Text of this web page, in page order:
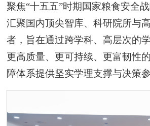
聚焦“十五五”时期国家粮食安全
汇聚国内顶尖智库、科研院所与
者，旨在通过跨学科、高层次的
更高质量、更可持续、更富韧性
障体系提供坚实学理支撑与决策参